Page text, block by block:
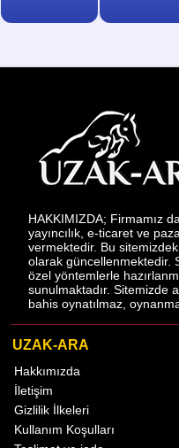
HAKKIMIZDA; Firmamız
yayıncılık, e-ticaret ve
vermektedir. Bu
olarak güncellenmektedir.
özel yöntemlerle
sunulmaktadır. Sitemizde
bahis oynatılmaz,
UZAK-ARA
Hakkımızda
İletişim
Gizlilik İlkeleri
Kullanım Koşulları